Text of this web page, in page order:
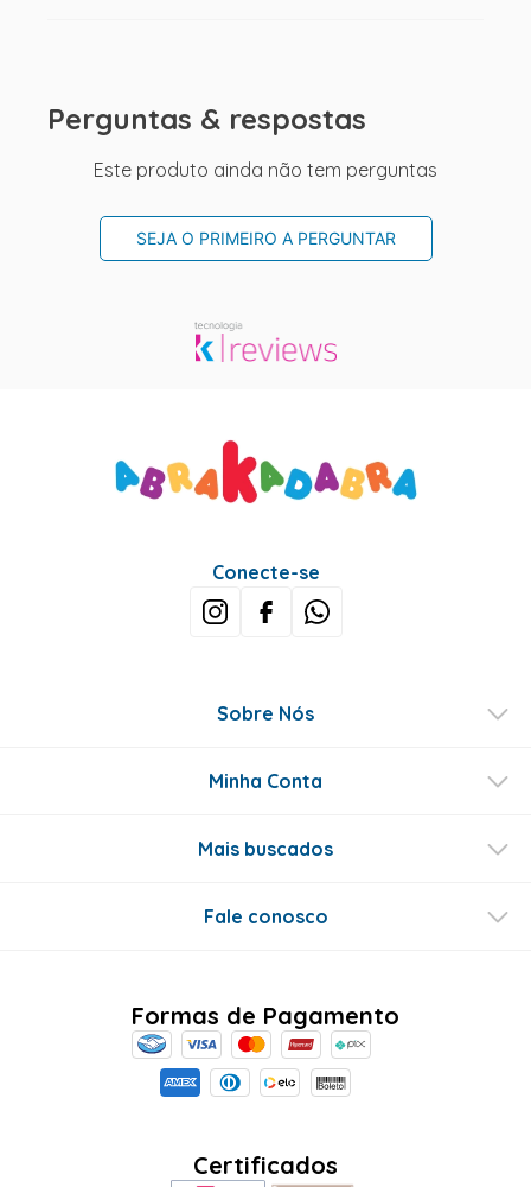
Perguntas & respostas
Este produto ainda não tem perguntas
SEJA O PRIMEIRO A PERGUNTAR
Conecte-se
Sobre Nós
Minha Conta
Mais buscados
Fale conosco
Formas de Pagamento
Certificados